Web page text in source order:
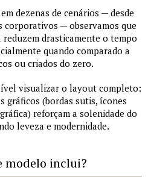
dezenas de cenários — desde
— observamos que
drasticamente o tempo
quando comparado a
ou criados do zero.
visualizar o layout completo:
gráficos (bordas sutis, ícones
reforçam a solenidade do
leveza e modernidade.
modelo inclui?